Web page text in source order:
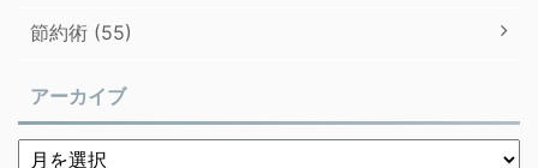
節約術 (55)
アーカイブ